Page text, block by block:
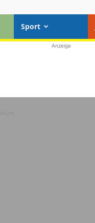
Sport
Anzeige